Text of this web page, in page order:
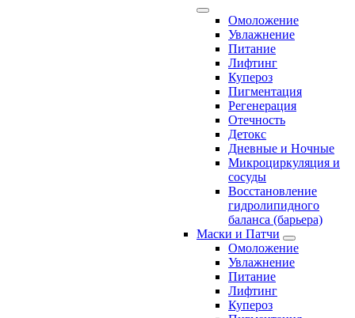
Омоложение
Увлажнение
Питание
Лифтинг
Купероз
Пигментация
Регенерация
Отечность
Детокс
Дневные и Ночные
Микроциркуляция и
сосуды
Восстановление
гидролипидного
баланса (барьера)
Маски и Патчи
Омоложение
Увлажнение
Питание
Лифтинг
Купероз